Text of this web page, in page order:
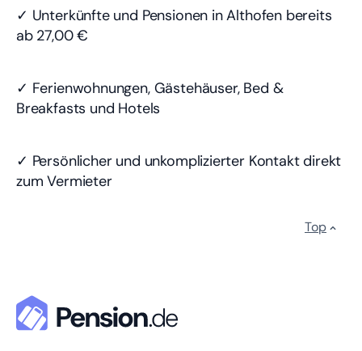
✓ Unterkünfte und Pensionen in Althofen bereits
ab 27,00 €
✓ Ferienwohnungen, Gästehäuser, Bed &
Breakfasts und Hotels
✓ Persönlicher und unkomplizierter Kontakt direkt
zum Vermieter
Top